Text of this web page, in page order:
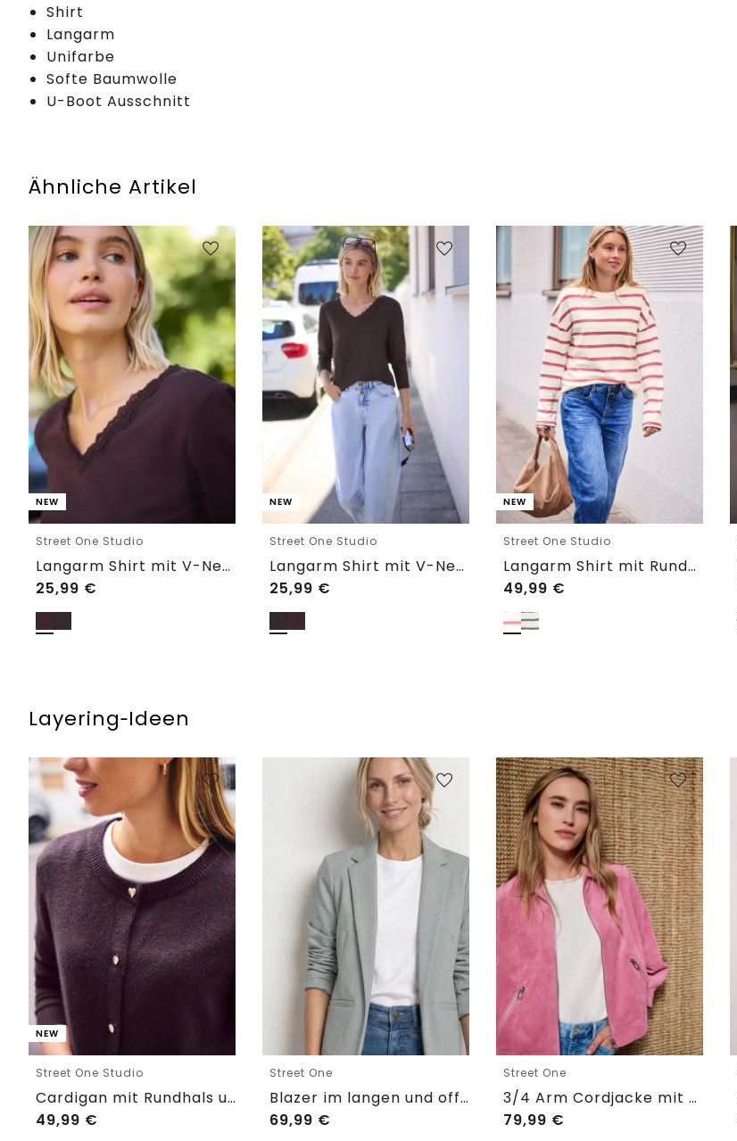
Shirt
Langarm
Unifarbe
Softe Baumwolle
U-Boot Ausschnitt
Ähnliche Artikel
NEW
Street One Studio
Langarm Shirt mit V-Neck und Spitze
25,99 €
NEW
Street One Studio
Langarm Shirt mit V-Neck und Spitze
25,99 €
NEW
Street One Studio
Langarm Shirt mit Rundhals im Loose Fit
49,99 €
Layering‑Ideen
NEW
Street One Studio
Cardigan mit Rundhals und Knöpfen
49,99 €
Street One
Blazer im langen und offenen Schnitt
69,99 €
Street One
3/4 Arm Cordjacke mit Hemdkragen
79,99 €